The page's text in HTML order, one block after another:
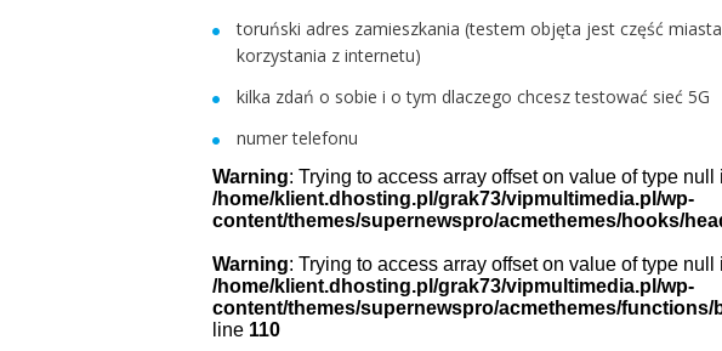
toruński adres zamieszkania (testem objęta jest część
korzystania z internetu)
kilka zdań o sobie i o tym dlaczego chcesz testować sieć 5G
numer telefonu